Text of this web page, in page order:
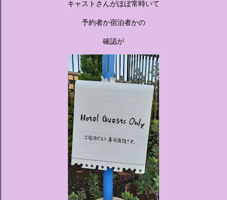
キャストさんがほぼ常時いて
予約者か宿泊者かの
確認が